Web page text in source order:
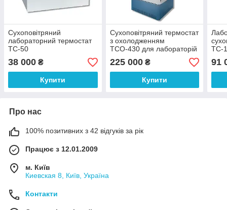
Сухоповітряний
лабораторний термостат
ТС-50
38 000 ₴
Купити
Сухоповітряний термостат
з охолодженням
ТСО-430 для лабораторій
225 000₴
Купити
ТС-
91
Про нас
100% позитивних з 42 відгуків за рік
Працює з 12.01.2009
м. Київ
Киевская 8, Київ, Україна
Контакти